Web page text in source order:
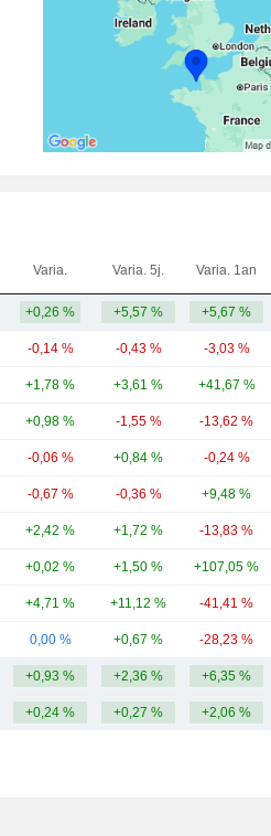
Varia. Varia. 5j. Varia. 1an
+0,26 % +5,57 % +5,67 %
-0,14 % -0,43 % -3,03 %
+1,78 % +3,61 % +41,67 %
+0,98 % -1,55 % -13,62 %
-0,06 % +0,84 % -0,24 %
-0,67 % -0,36 % +9,48 %
+2,42 % +1,72 % -13,83 %
+0,02 % +1,50 % +107,05 %
+4,71 % +11,12 % -41,41 %
0,00 % +0,67 % -28,23 %
+0,93 % +2,36 % +6,35 %
+0,24 % +0,27 % +2,06 %